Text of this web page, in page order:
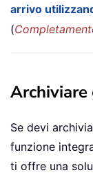
arrivo
(
Se devi
funzione
ti offre una